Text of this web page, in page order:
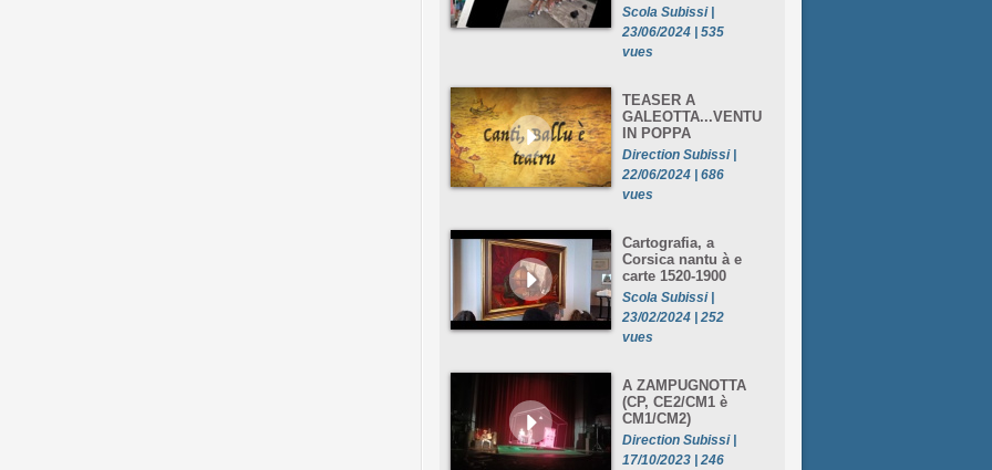
Scola Subissi |
23/06/2024 | 535
vues
TEASER A
GALEOTTA...VENTU
IN POPPA
Direction Subissi |
22/06/2024 | 686
vues
Cartografia, a
Corsica nantu à e
carte 1520-1900
Scola Subissi |
23/02/2024 | 252
vues
A ZAMPUGNOTTA
(CP, CE2/CM1 è
CM1/CM2)
Direction Subissi |
17/10/2023 | 246